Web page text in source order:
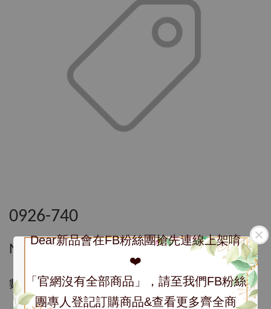
Dear新品會在FB粉絲團搶先連線上架唷
❤️
「官網沒有全部商品」，請至我們FB粉絲
團專人登記訂購商品&查看更多齊全商
0926-740
NT$ 740
數量